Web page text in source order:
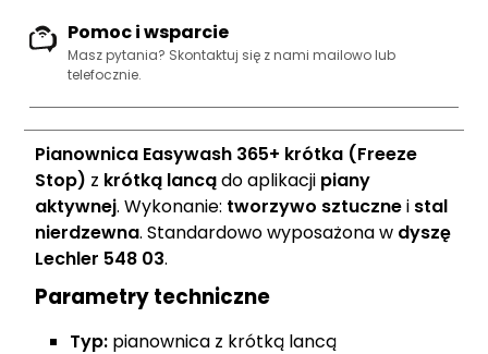
Pomoc i wsparcie
Masz pytania? Skontaktuj się z nami mailowo lub
telefocznie.
Pianownica Easywash 365+ krótka (Freeze
Stop) z krótką lancądo aplikacji piany
aktywnej. Wykonanie: tworzywo sztucznei stal
nierdzewna. Standardowo wyposażona w dyszę
Lechler 548 03.
Parametry techniczne
Typ: pianownica z krótką lancą